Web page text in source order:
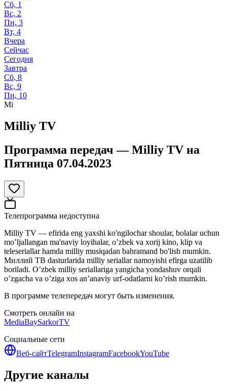
Сб, 1
Вс, 2
Пн, 3
Вт, 4
Вчера
Сейчас
Сегодня
Завтра
Сб, 8
Вс, 9
Пн, 10
Mi
Milliy TV
Программа передач —Milliy TV на
Пятница 07.04.2023
Телепрограмма недоступна
Milliy TV — efirida eng yaxshi ko'ngilochar shoular, bolalar uchun
mo’ljallangan ma'naviy loyihalar, o’zbek va xorij kino, klip va
teleseriallar hamda milliy musiqadan bahramand bo'lish mumkin.
Миллий ТВ dasturlarida milliy seriallar namoyishi efirga uzatilib
boriladi. O’zbek milliy seriallariga yangicha yondashuv orqali
o’zgacha va o’ziga xos an’anaviy urf-odatlarni ko’rish mumkin.
В программе телепередач могут быть изменения.
Смотреть онлайн на
MediaBaySarkorTV
Социальные сети
Веб-сайтTelegramInstagramFacebookYouTube
Другие каналы